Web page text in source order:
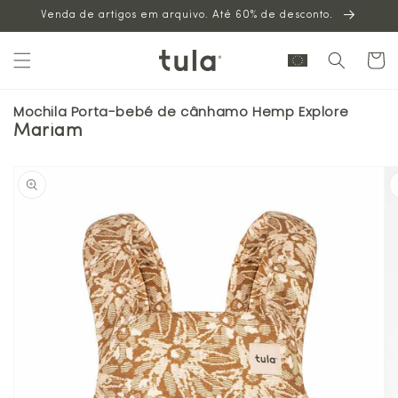
para o
Venda de artigos em arquivo. Até 60% de desconto.
Carrinho
Mochila Porta-bebé de cânhamo Hemp Explore
Mariam
Saltar para
informação